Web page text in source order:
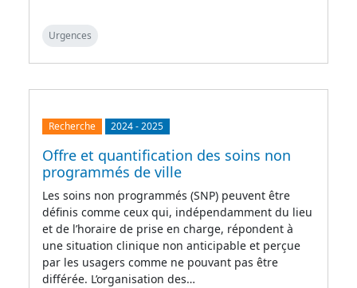
Urgences
Recherche 2024-2025
Offre et quantification des soins non
programmés de ville
Les soins non programmés (SNP) peuvent être
définis comme ceux qui, indépendamment du lieu
et de l’horaire de prise en charge, répondent à
une situation clinique non anticipable et perçue
par les usagers comme ne pouvant pas être
différée. L’organisation des…